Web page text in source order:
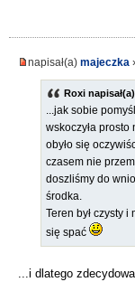
napisał(a) majeczka
Roxi
...jak sobie
wskoczyła
obyło się
czasem nie
doszliśmy do
środka.
Teren był czysty
się spać
...i dlatego